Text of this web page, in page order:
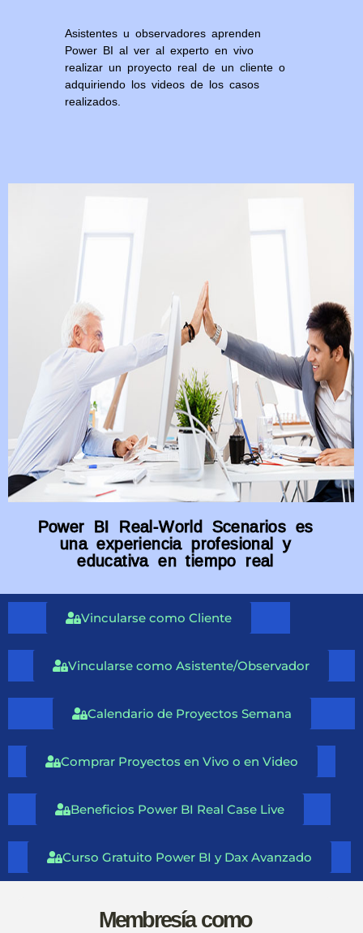
Asistentes u observadores aprenden
Power BI al ver al experto en vivo
realizar un proyecto real de un cliente o
adquiriendo los videos de los casos
realizados.
Power BI Real-World Scenarios es
una experiencia profesional y
educativa en tiempo real
Vincularse como Cliente
Vincularse como Asistente/Observador
Calendario de Proyectos Semana
Comprar Proyectos en Vivo o en Video
Beneficios Power BI Real Case Live
Curso Gratuito Power BI y Dax Avanzado
Membresía como